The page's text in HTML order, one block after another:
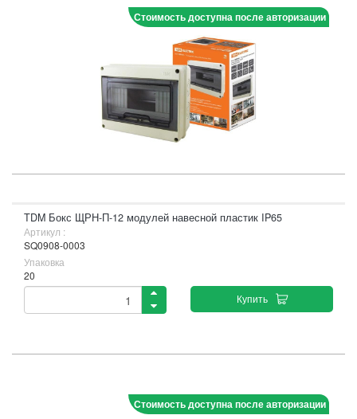
Стоимость доступна после авторизации
TDM Бокс ЩРН-П-12 модулей навесной пластик IP65
Артикул :
SQ0908-0003
Упаковка
20
Купить
Стоимость доступна после авторизации